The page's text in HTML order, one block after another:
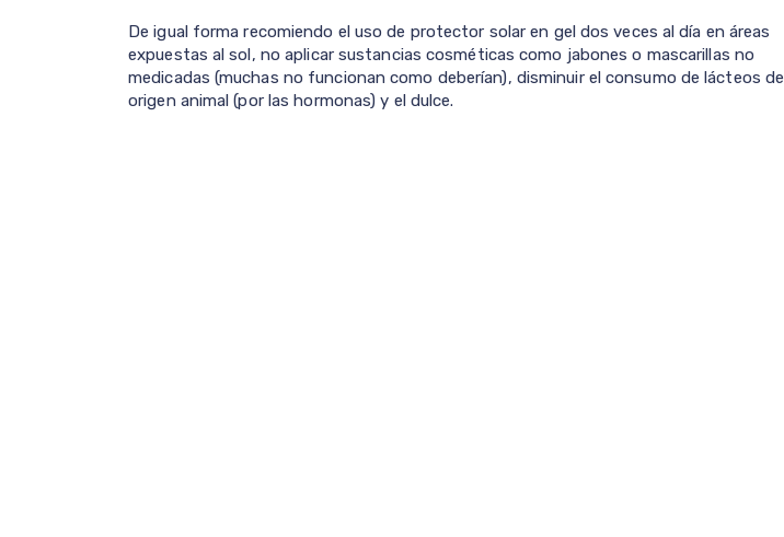
De igual forma recomiendo el uso de protector solar en gel dos veces al día en áreas
expuestas al sol, no aplicar sustancias cosméticas como jabones o mascarillas no
medicadas (muchas no funcionan como deberían), disminuir el consumo de lácteos de
origen animal (por las hormonas) y el dulce.